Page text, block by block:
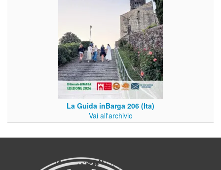
La Guida inBarga 206 (Ita)
Vai all'archivio